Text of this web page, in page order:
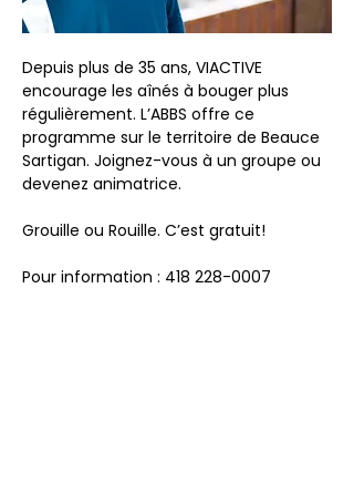
Depuis plus de 35 ans, VIACTIVE
encourage les aînés à bouger plus
régulièrement. L’ABBS offre ce
programme sur le territoire de Beauce
Sartigan. Joignez-vous à un groupe ou
devenez animatrice.
Grouille ou Rouille. C’est gratuit!
Pour information : 418 228-0007